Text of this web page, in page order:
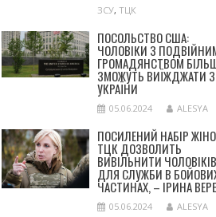
ЗСУ, ТЦК
ПОСОЛЬСТВО США:
ЧОЛОВІКИ З
ГРОМАДЯНСТВОМ
ЗМОЖУТЬ ВИЇЖДЖАТИ З
УКРАЇНИ
05.06.2024 ALESYA
ПОСИЛЕНИЙ НАБІР
ТЦК ДОЗВОЛИТЬ
ВИВІЛЬНИТИ ЧОЛОВІКІВ
ДЛЯ СЛУЖБИ В
ЧАСТИНАХ, – ІРИНА
05.06.2024
ALESYA